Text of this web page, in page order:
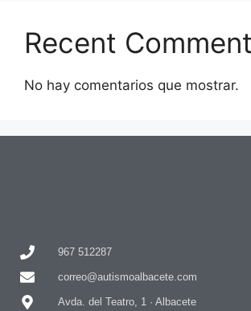
Recent
No hay comentarios que mostrar.
967 512287
correo@autismoalbacete.com
Avda. del Teatro, 1 · Albacete